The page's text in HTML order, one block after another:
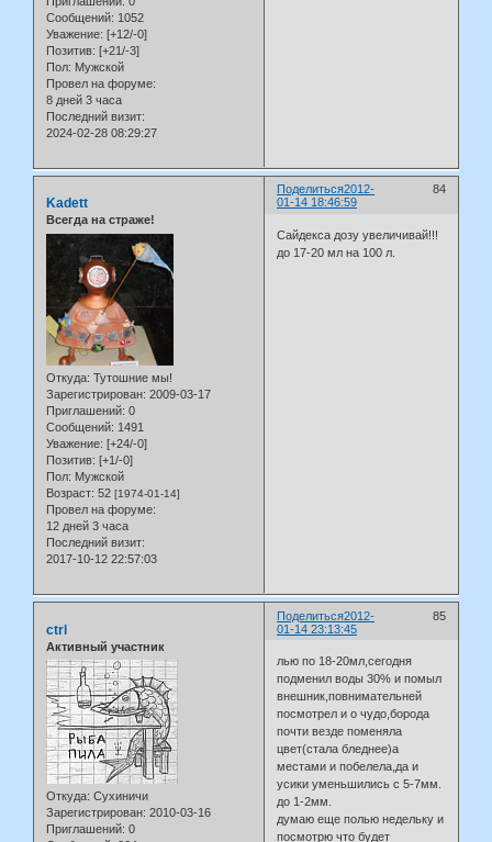
Сообщений: 1052
Уважение: [+12/-0]
Позитив: [+21/-3]
Пол: Мужской
Провел на форуме:
8 дней 3 часа
Последний визит:
2024-02-28 08:29:27
Поделиться 84
2012-
01-14 18:46:59
Kadett
Всегда на страже!
Откуда: Тутошние мы!
Зарегистрирован: 2009-03-17
Приглашений: 0
Сообщений: 1491
Уважение: [+24/-0]
Позитив: [+1/-0]
Пол: Мужской
Возраст: 52 [1974-01-14]
Провел на форуме:
12 дней 3 часа
Последний визит:
2017-10-12 22:57:03
Сайдекса дозу увеличивай!!!
до 17-20 мл на 100 л.
Поделиться 85
2012-
01-14 23:13:45
ctrl
Активный участник
Откуда: Сухиничи
Зарегистрирован: 2010-03-16
Приглашений: 0
лью по 18-20мл,сегодня
подменил воды 30% и помыл
внешник,повнимательней
посмотрел и о чудо,борода
почти везде поменяла
цвет(стала бледнее)а
местами и побелела,да и
усики уменьшились с 5-7мм.
до 1-2мм.
думаю еще полью недельку и
посмотрю что будет